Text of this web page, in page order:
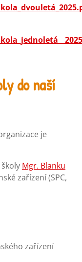
do naší
je
Mgr. Blanku
zařízení (SPC,
zařízení